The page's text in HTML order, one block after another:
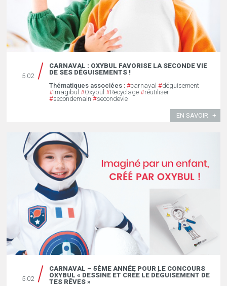
5.02
CARNAVAL : OXYBUL FAVORISE LA SECONDE VIE
DE SES DÉGUISEMENTS !
Thématiques associées : #carnaval #déguisement
#Imagibul #Oxybul #Recyclage #réutiliser
#secondemain #secondevie
EN SAVOIR
5.02
CARNAVAL – 5ÈME ANNÉE POUR LE CONCOURS
OXYBUL « DESSINE ET CRÉE LE DÉGUISEMENT DE
TES RÊVES »